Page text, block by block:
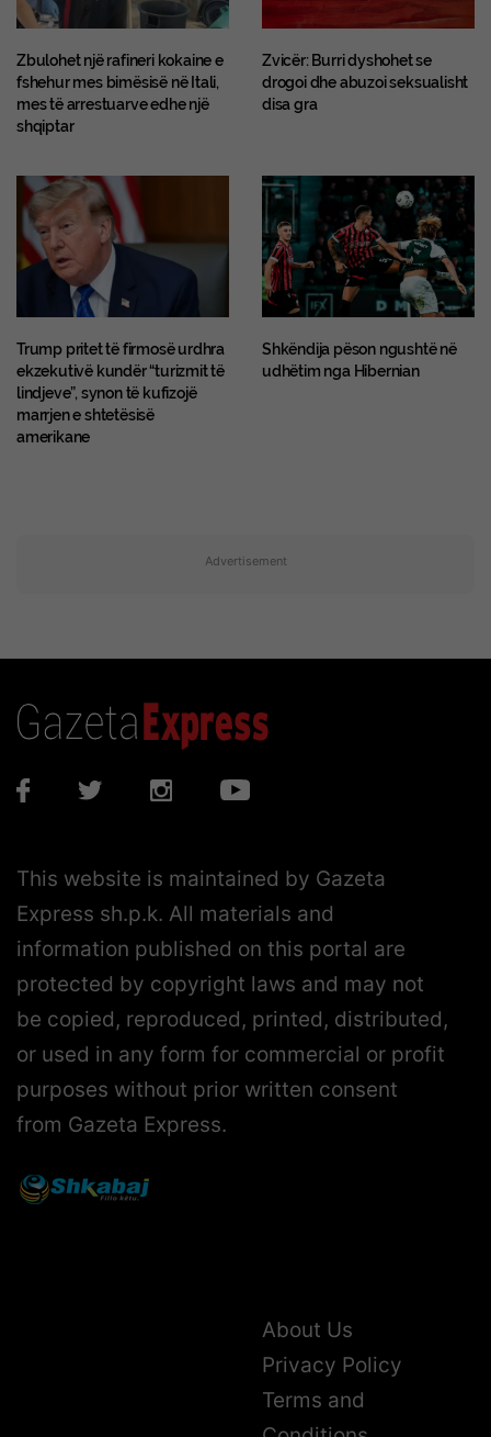
Zbulohet një rafineri kokaine e
fshehur mes bimësisë në Itali,
mes të arrestuarve edhe një
shqiptar
Zvicër: Burri dyshohet se
drogoi dhe abuzoi seksualisht
disa gra
Trump pritet të firmosë urdhra
ekzekutivë kundër “turizmit të
lindjeve”, synon të kufizojë
marrjen e shtetësisë
amerikane
Shkëndija pëson ngushtë në
udhëtim nga Hibernian
Advertisement
This website is maintained by Gazeta
Express sh.p.k. All materials and
information published on this portal are
protected by copyright laws and may not
be copied, reproduced, printed, distributed,
or used in any form for commercial or profit
purposes without prior written consent
from Gazeta Express.
About Us
Privacy Policy
Terms and
Conditions